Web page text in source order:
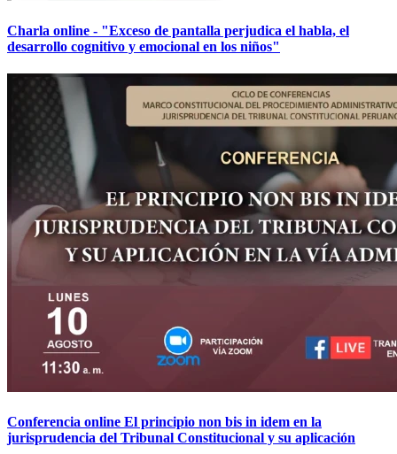
Charla online - "Exceso de pantalla perjudica el habla, el
desarrollo cognitivo y emocional en los niños"
Conferencia online El principio non bis in idem en la
jurisprudencia del Tribunal Constitucional y su aplicación